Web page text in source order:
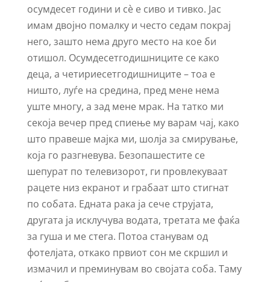
осумдесет години и сѐ е сиво и тивко. Јас
имам двојно помалку и често седам покрај
него, зашто нема друго место на кое би
отишол. Осумдесетгодишниците се како
деца, а четириесетгодишниците – тоа е
ништо, луѓе на средина, пред мене нема
уште многу, а зад мене мрак. На татко ми
секоја вечер пред спиење му варам чај, како
што правеше мајка ми, шолја за смирување,
која го разгневува. Безопашестите се
шепурат по телевизорот, ги провлекуваат
рацете низ екранот и грабаат што стигнат
по собата. Едната рака ја сече струјата,
другата ја исклучува водата, третата ме фаќа
за гуша и ме стега. Потоа станувам од
фотелјата, откако првиот сон ме скршил и
измачил и преминувам во својата соба. Таму